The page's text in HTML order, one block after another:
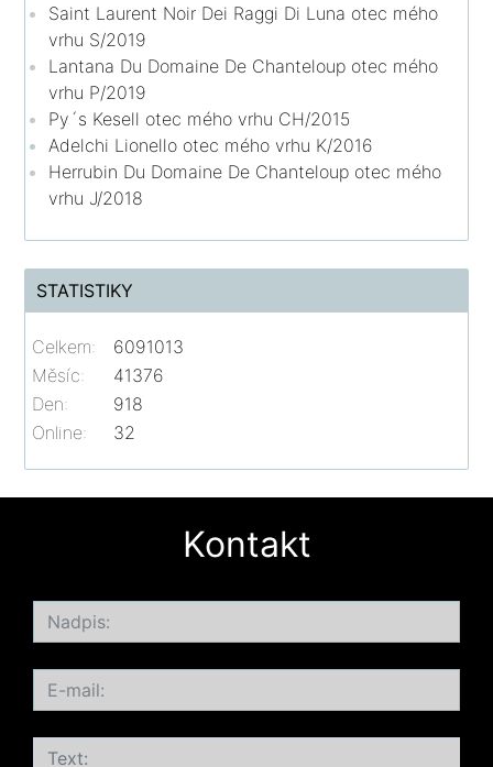
Saint Laurent Noir Dei Raggi Di Luna otec mého
vrhu S/2019
Lantana Du Domaine De Chanteloup otec mého
vrhu P/2019
Py´s Kesell otec mého vrhu CH/2015
Adelchi Lionello otec mého vrhu K/2016
Herrubin Du Domaine De Chanteloup otec mého
vrhu J/2018
STATISTIKY
Online: 32
Celkem:
6091013
Měsíc:
41376
Den:
918
Kontakt